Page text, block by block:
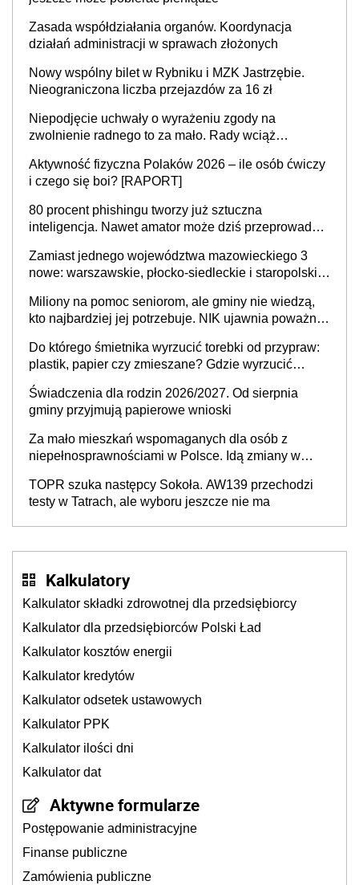
Zasada współdziałania organów. Koordynacja
działań administracji w sprawach złożonych
Nowy wspólny bilet w Rybniku i MZK Jastrzębie.
Nieograniczona liczba przejazdów za 16 zł
Niepodjęcie uchwały o wyrażeniu zgody na
zwolnienie radnego to za mało. Rady wciąż
sprawy
Aktywność fizyczna Polaków 2026 – ile osób ćwiczy
i czego się boi? [RAPORT]
80 procent phishingu tworzy już sztuczna
inteligencja. Nawet amator może dziś przeprowadzić
Zamiast jednego województwa mazowieckiego 3
nowe: warszawskie, płocko-siedleckie i staropolskie.
stołecznych
Miliony na pomoc seniorom, ale gminy nie wiedzą,
kto najbardziej jej potrzebuje. NIK ujawnia poważną
Do którego śmietnika wyrzucić torebki od przypraw:
plastik, papier czy zmieszane? Gdzie wyrzucić
Świadczenia dla rodzin 2026/2027. Od sierpnia
gminy przyjmują papierowe wnioski
Za mało mieszkań wspomaganych dla osób z
niepełnosprawnościami w Polsce. Idą zmiany w
TOPR szuka następcy Sokoła. AW139 przechodzi
testy w Tatrach, ale wyboru jeszcze nie ma
Kalkulatory
Kalkulator składki zdrowotnej dla przedsiębiorcy
Kalkulator dla przedsiębiorców Polski Ład
Kalkulator kosztów energii
Kalkulator kredytów
Kalkulator odsetek ustawowych
Kalkulator PPK
Kalkulator ilości dni
Kalkulator dat
Aktywne formularze
Postępowanie administracyjne
Finanse publiczne
Zamówienia publiczne